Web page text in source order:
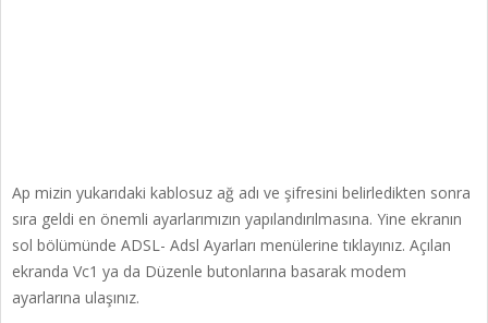
Ap mizin yukarıdaki kablosuz ağ adı ve şifresini belirledikten sonra
sıra geldi en önemli ayarlarımızın yapılandırılmasına. Yine ekranın
sol bölümünde ADSL- Adsl Ayarları menülerine tıklayınız. Açılan
ekranda Vc1 ya da Düzenle butonlarına basarak modem
ayarlarına ulaşınız.